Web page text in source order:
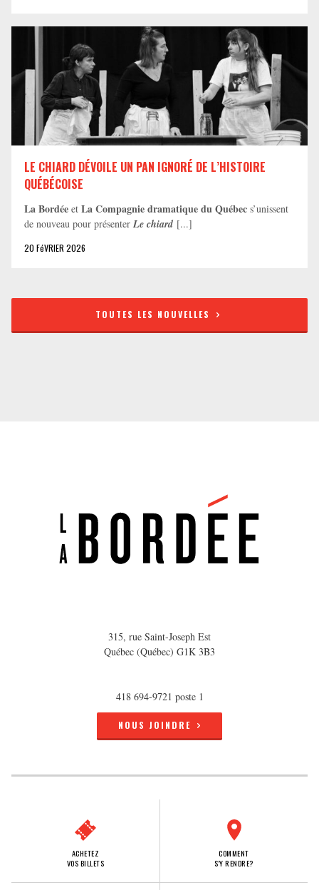
LE CHIARD DÉVOILE UN PAN IGNORÉ DE L’HISTOIRE
QUÉBÉCOISE
La Bordée et La Compagnie dramatique du Québec s’unissent
de nouveau pour présenter Le chiard [...]
20 FéVRIER 2026
TOUTES LES NOUVELLES
315, rue Saint-Joseph Est
Québec (Québec) G1K 3B3
418 694-9721 poste 1
NOUS JOINDRE
ACHETEZ
VOS BILLETS
COMMENT
S'Y RENDRE?